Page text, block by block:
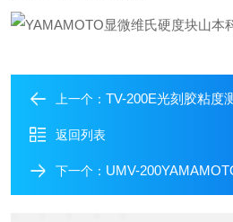
上一个： TV-200E光刻胶粘度测量
返回列表
下一个： UMV-200YAMAMOTO硬度